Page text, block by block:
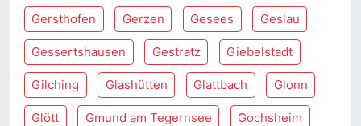
Gersthofen Gerzen Gesees Geslau
Gessertshausen Gestratz Giebelstadt
Gilching Glashütten Glattbach Glonn
Glött Gmund am Tegernsee Gochsheim